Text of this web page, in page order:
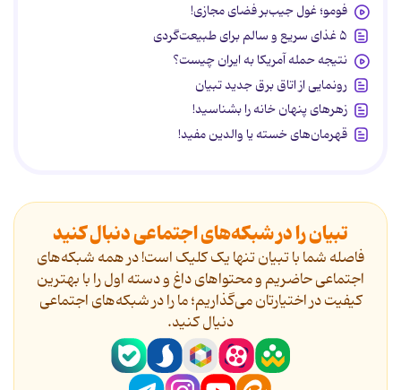
فومو؛ غول جیب‌بر فضای مجازی!
۵ غذای سریع و سالم برای طبیعت‌گردی
نتیجه حمله آمریکا به ایران چیست؟
رونمایی از اتاق برق جدید تبیان
زهرهای پنهان خانه را بشناسید!
قهرمان‌های خسته یا والدین مفید!
تبیان را در شبکه‌های اجتماعی دنبال کنید
فاصله شما با تبیان تنها یک کلیک است! در همه شبکه‌های
اجتماعی حاضریم و محتواهای داغ و دسته اول را با بهترین
کیفیت در اختیارتان می‌گذاریم؛ ما را در شبکه‌های اجتماعی
دنیال کنید.